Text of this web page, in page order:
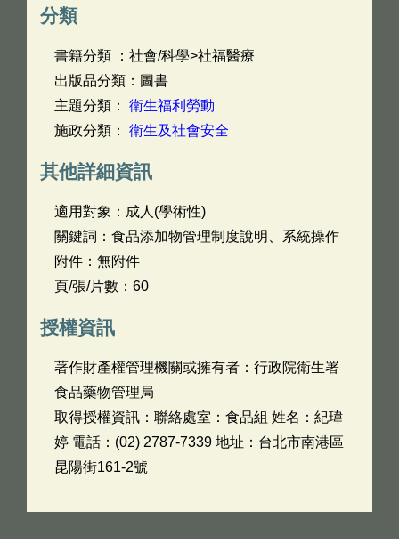
分類
書籍分類 ：社會/科學>社福醫療
出版品分類：圖書
主題分類： 衛生福利勞動
施政分類： 衛生及社會安全
其他詳細資訊
適用對象：成人(學術性)
關鍵詞：食品添加物管理制度說明、系統操作
附件：無附件
頁/張/片數：60
授權資訊
著作財產權管理機關或擁有者：行政院衛生署
食品藥物管理局
取得授權資訊：聯絡處室：食品組 姓名：紀瑋
婷 電話：(02) 2787-7339 地址：台北市南港區
昆陽街161-2號